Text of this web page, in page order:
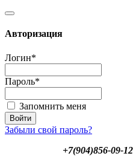
Авторизация
Логин*
Пароль*
Запомнить меня
Забыли свой пароль?
+7(904)856-09-12